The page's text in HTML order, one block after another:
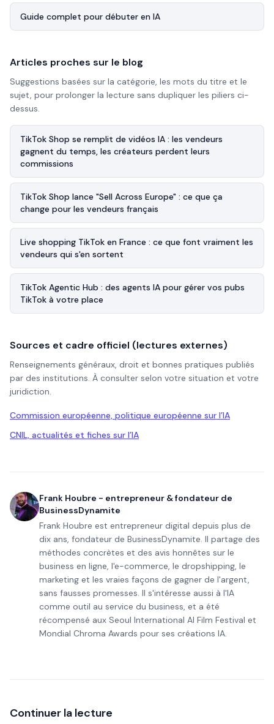
Guide complet pour débuter en IA
Articles proches sur le blog
Suggestions basées sur la catégorie, les mots du titre et le
sujet, pour prolonger la lecture sans dupliquer les piliers ci-
dessus.
TikTok Shop se remplit de vidéos IA : les vendeurs
gagnent du temps, les créateurs perdent leurs
commissions
TikTok Shop lance "Sell Across Europe" : ce que ça
change pour les vendeurs français
Live shopping TikTok en France : ce que font vraiment les
vendeurs qui s'en sortent
TikTok Agentic Hub : des agents IA pour gérer vos pubs
TikTok à votre place
Sources et cadre officiel (lectures externes)
Renseignements généraux, droit et bonnes pratiques publiés
par des institutions. À consulter selon votre situation et votre
juridiction.
Commission européenne, politique européenne sur l’IA
CNIL, actualités et fiches sur l’IA
Frank Houbre - entrepreneur & fondateur de
BusinessDynamite
Frank Houbre est entrepreneur digital depuis plus de
dix ans, fondateur de BusinessDynamite. Il partage des
méthodes concrètes et des avis honnêtes sur le
business en ligne, l'e-commerce, le dropshipping, le
marketing et les vraies façons de gagner de l'argent,
sans fausses promesses. Il s'intéresse aussi à l'IA
comme outil au service du business, et a été
récompensé aux Seoul International AI Film Festival et
Mondial Chroma Awards pour ses créations IA.
Continuer la lecture